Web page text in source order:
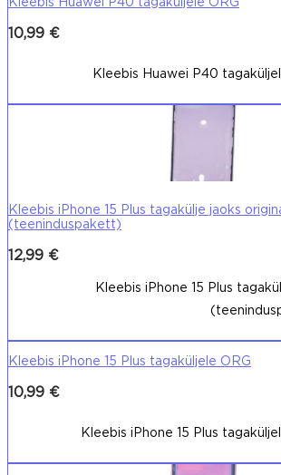
Kleebis Huawei P40 tagaküljele ORG
10,99 €
Kleebis Huawei P40
Kleebis iPhone 15 Plus tagakülje jaoks
(teeninduspakett)
12,99 €
Kleebis iPhone 15 Plus
Kleebis iPhone 15 Plus tagaküljele ORG
10,99 €
Kleebis iPhone 15 Plus